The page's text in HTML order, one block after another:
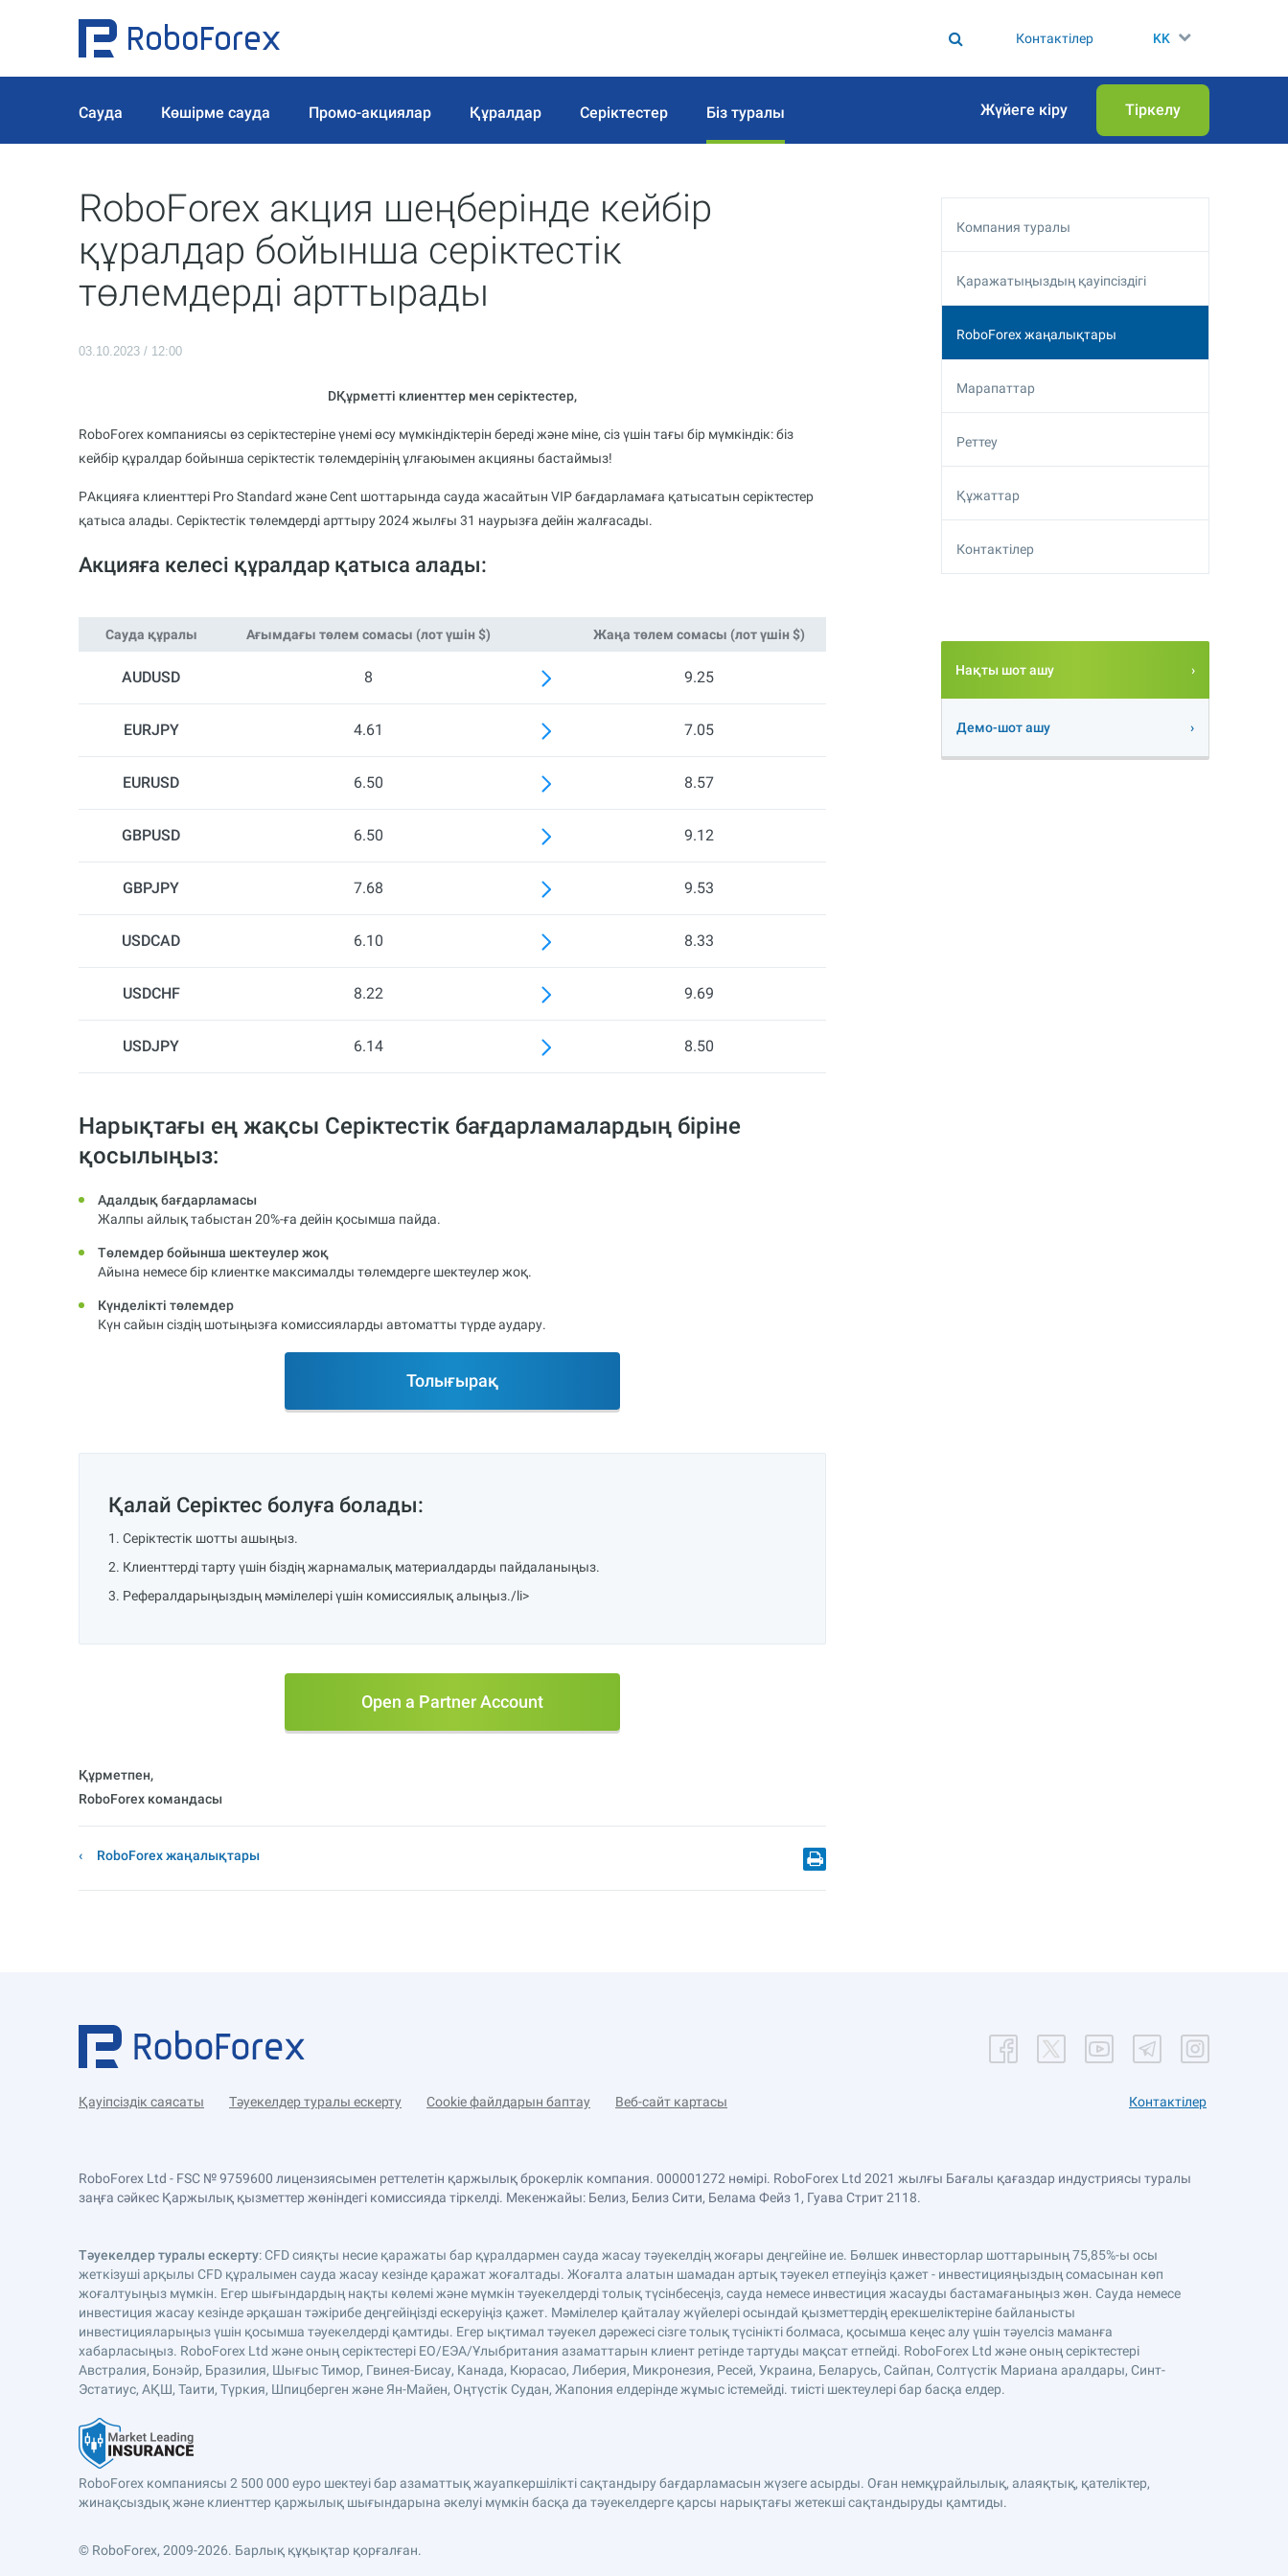
Контактілер KK
Сауда Көшірме сауда Промо-акциялар Құралдар Серіктестер Біз туралы Жүйеге кіру Тіркелу
RoboForex акция шеңберінде кейбір
құралдар бойынша серіктестік
төлемдерді арттырады
03.10.2023 / 12:00
DҚұрметті клиенттер мен серіктестер,
RoboForex компаниясы өз серіктестеріне үнемі өсу мүмкіндіктерін береді және міне, сіз үшін тағы бір мүмкіндік: біз
кейбір құралдар бойынша серіктестік төлемдерінің ұлғаюымен акцияны бастаймыз!
PАкцияға клиенттері Pro Standard және Cent шоттарында сауда жасайтын VIP бағдарламаға қатысатын серіктестер
қатыса алады. Серіктестік төлемдерді арттыру 2024 жылғы 31 наурызға дейін жалғасады.
Акцияға келесі құралдар қатыса алады:
Сауда құралы Ағымдағы төлем сомасы (лот үшін $) Жаңа төлем сомасы (лот үшін $)
AUDUSD 8 9.25
EURJPY 4.61 7.05
EURUSD 6.50 8.57
GBPUSD 6.50 9.12
GBPJPY 7.68 9.53
USDCAD 6.10 8.33
USDCHF 8.22 9.69
USDJPY 6.14 8.50
Нарықтағы ең жақсы Серіктестік бағдарламалардың біріне
қосылыңыз:
Адалдық бағдарламасы
Жалпы айлық табыстан 20%-ға дейін қосымша пайда.
Төлемдер бойынша шектеулер жоқ
Айына немесе бір клиентке максималды төлемдерге шектеулер жоқ.
Күнделікті төлемдер
Күн сайын сіздің шотыңызға комиссияларды автоматты түрде аудару.
Толығырақ
Қалай Серіктес болуға болады:
Серіктестік шотты ашыңыз.
Клиенттерді тарту үшін біздің жарнамалық материалдарды пайдаланыңыз.
Рефералдарыңыздың мәмілелері үшін комиссиялық алыңыз./li>
Open a Partner Account
Құрметпен,
RoboForex командасы
RoboForex жаңалықтары
Компания туралы
Қаражатыңыздың қауіпсіздігі
RoboForex жаңалықтары
Марапаттар
Реттеу
Құжаттар
Контактілер
Нақты шот ашу
Демо-шот ашу
Қауіпсіздік саясаты Тәуекелдер туралы ескерту Cookie файлдарын баптау Веб-сайт картасы Контактілер
RoboForex Ltd - FSC № 9759600 лицензиясымен реттелетін қаржылық брокерлік компания. 000001272 нөмірі. RoboForex Ltd 2021 жылғы Бағалы қағаздар индустриясы туралы
заңға сәйкес Қаржылық қызметтер жөніндегі комиссияда тіркелді. Мекенжайы: Белиз, Белиз Сити, Белама Фейз 1, Гуава Стрит 2118.
Тәуекелдер туралы ескерту: CFD сияқты несие қаражаты бар құралдармен сауда жасау тәуекелдің жоғары деңгейіне ие. Бөлшек инвесторлар шоттарының 75,85%-ы осы
жеткізуші арқылы CFD құралымен сауда жасау кезінде қаражат жоғалтады. Жоғалта алатын шамадан артық тәуекел етпеуіңіз қажет - инвестицияңыздың сомасынан көп
жоғалтуыңыз мүмкін. Егер шығындардың нақты көлемі және мүмкін тәуекелдерді толық түсінбесеңіз, сауда немесе инвестиция жасауды бастамағаныңыз жөн. Сауда немесе
инвестиция жасау кезінде әрқашан тәжірибе деңгейіңізді ескеруіңіз қажет. Мәмілелер қайталау жүйелері осындай қызметтердің ерекшеліктеріне байланысты
инвестицияларыңыз үшін қосымша тәуекелдерді қамтиды. Егер ықтимал тәуекел дәрежесі сізге толық түсінікті болмаса, қосымша кеңес алу үшін тәуелсіз маманға
хабарласыңыз. RoboForex Ltd және оның серіктестері ЕО/ЕЭА/Ұлыбритания азаматтарын клиент ретінде тартуды мақсат етпейді. RoboForex Ltd және оның серіктестері
Австралия, Бонэйр, Бразилия, Шығыс Тимор, Гвинея-Бисау, Канада, Кюрасао, Либерия, Микронезия, Ресей, Украина, Беларусь, Сайпан, Солтүстік Мариана аралдары, Синт-
Эстатиус, АҚШ, Таити, Түркия, Шпицберген және Ян-Майен, Оңтүстік Судан, Жапония елдерінде жұмыс істемейді. тиісті шектеулері бар басқа елдер.
RoboForex компаниясы 2 500 000 еуро шектеуі бар азаматтық жауапкершілікті сақтандыру бағдарламасын жүзеге асырды. Оған немқұрайлылық, алаяқтық, қателіктер,
жинақсыздық және клиенттер қаржылық шығындарына әкелуі мүмкін басқа да тәуекелдерге қарсы нарықтағы жетекші сақтандыруды қамтиды.
© RoboForex, 2009-2026. Барлық құқықтар қорғалған.